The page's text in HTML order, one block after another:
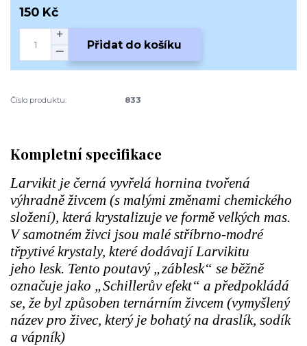
150 Kč
Přidat do košíku
Číslo produktu: 833
Kompletní specifikace
Larvikit je černá vyvřelá hornina tvořená
výhradně živcem (s malými změnami chemického
složení), která krystalizuje ve formě velkých mas.
V samotném živci jsou malé stříbrno-modré
třpytivé krystaly, které dodávají Larvikitu
jeho lesk. Tento poutavý „záblesk“ se běžně
označuje jako „Schillerův efekt“ a předpokládá
se, že byl způsoben ternárním živcem (vymyšlený
název pro živec, který je bohatý na draslík, sodík
a vápník)